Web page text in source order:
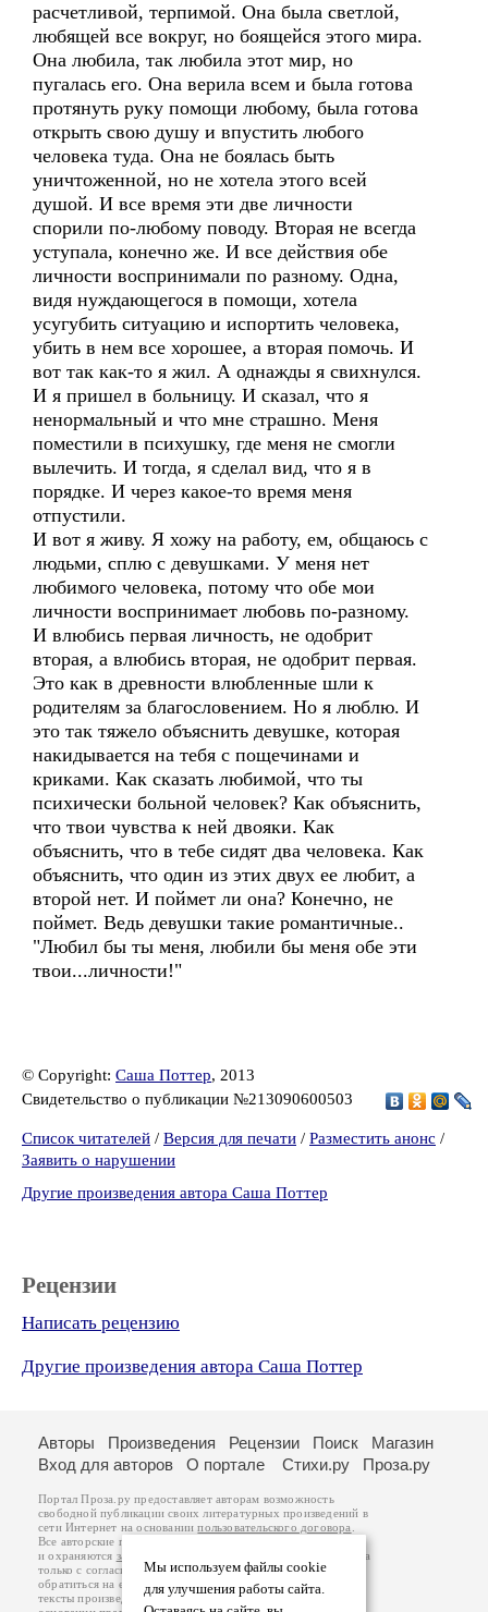
расчетливой, терпимой. Она была светлой,
любящей все вокруг, но боящейся этого мира.
Она любила, так любила этот мир, но
пугалась его. Она верила всем и была готова
протянуть руку помощи любому, была готова
открыть свою душу и впустить любого
человека туда. Она не боялась быть
уничтоженной, но не хотела этого всей
душой. И все время эти две личности
спорили по-любому поводу. Вторая не всегда
уступала, конечно же. И все действия обе
личности воспринимали по разному. Одна,
видя нуждающегося в помощи, хотела
усугубить ситуацию и испортить человека,
убить в нем все хорошее, а вторая помочь. И
вот так как-то я жил. А однажды я свихнулся.
И я пришел в больницу. И сказал, что я
ненормальный и что мне страшно. Меня
поместили в психушку, где меня не смогли
вылечить. И тогда, я сделал вид, что я в
порядке. И через какое-то время меня
отпустили.
И вот я живу. Я хожу на работу, ем, общаюсь с
людьми, сплю с девушками. У меня нет
любимого человека, потому что обе мои
личности воспринимает любовь по-разному.
И влюбись первая личность, не одобрит
вторая, а влюбись вторая, не одобрит первая.
Это как в древности влюбленные шли к
родителям за благословением. Но я люблю. И
это так тяжело объяснить девушке, которая
накидывается на тебя с пощечинами и
криками. Как сказать любимой, что ты
психически больной человек? Как объяснить,
что твои чувства к ней двояки. Как
объяснить, что в тебе сидят два человека. Как
объяснить, что один из этих двух ее любит, а
второй нет. И поймет ли она? Конечно, не
поймет. Ведь девушки такие романтичные..
"Любил бы ты меня, любили бы меня обе эти
твои...личности!"
© Copyright: Саша Поттер, 2013
Свидетельство о публикации №213090600503
Список читателей / Версия для печати / Разместить анонс /
Заявить о нарушении
Другие произведения автора Саша Поттер
Рецензии
Написать рецензию
Другие произведения автора Саша Поттер
Мы используем файлы cookie
для улучшения работы сайта.
Авторы Произведения Рецензии Поиск
Магазин
Вход для авторов
О портале Стихи.ру Проза.ру
Портал Проза.ру предоставляет авторам возможность
свободной публикации своих литературных произведений в
сети Интернет на основаниипользовательского договора
Все авторские права на произведения принадлежат авторам
и охраняются законом
. Перепечатка произведений возможна
только с согласия его автора, к которому вы можете
обратиться на его авторской странице. Ответственность за
тексты произведений авторы несут самостоятельно на